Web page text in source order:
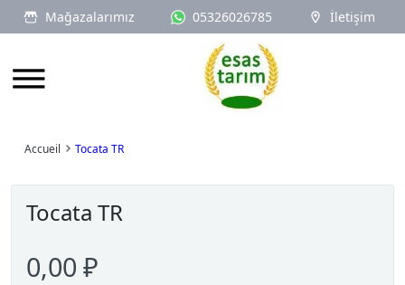
Mağazalarımız 05326026785 İletişim
Logo
Accueil Tocata TR
Tocata TR
0,00 ₽